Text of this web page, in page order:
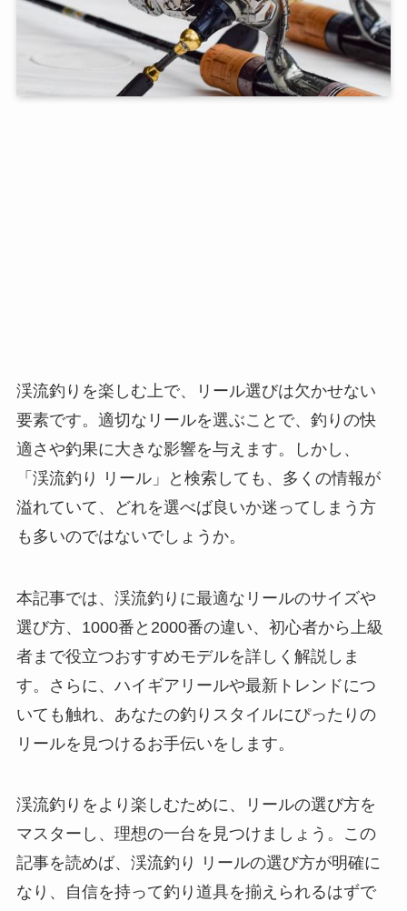
渓流釣りを楽しむ上で、リール選びは欠かせない
要素です。適切なリールを選ぶことで、釣りの快
適さや釣果に大きな影響を与えます。しかし、
「渓流釣り リール」と検索しても、多くの情報が
溢れていて、どれを選べば良いか迷ってしまう方
も多いのではないでしょうか。
本記事では、渓流釣りに最適なリールのサイズや
選び方、1000番と2000番の違い、初心者から上級
者まで役立つおすすめモデルを詳しく解説しま
す。さらに、ハイギアリールや最新トレンドにつ
いても触れ、あなたの釣りスタイルにぴったりの
リールを見つけるお手伝いをします。
渓流釣りをより楽しむために、リールの選び方を
マスターし、理想の一台を見つけましょう。この
記事を読めば、渓流釣り リールの選び方が明確に
なり、自信を持って釣り道具を揃えられるはずで